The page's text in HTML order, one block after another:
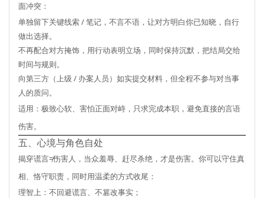
面冲突：
单独留下关键线索 / 笔记，不言不语，让对方明白你已知晓，自行
做出选择。
不再配合对方掩饰，用行动表明立场，同时保持沉默，把结局交给
时间与规则。
向第三方（上级 / 办案人员）如实提交材料，但全程不参与对当事
人的质问。
适用 ：极致心软、害怕正面对峙，只求完成本职，避免直接的言语
伤害。
五、心境与角色自处
揭穿谎言≠伤害人， 当众羞辱、赶尽杀绝，才是伤害。你可以守住真
相、恪守职责，同时用温柔的方式收尾：
理智上：不回避谎言、不篡改事实；